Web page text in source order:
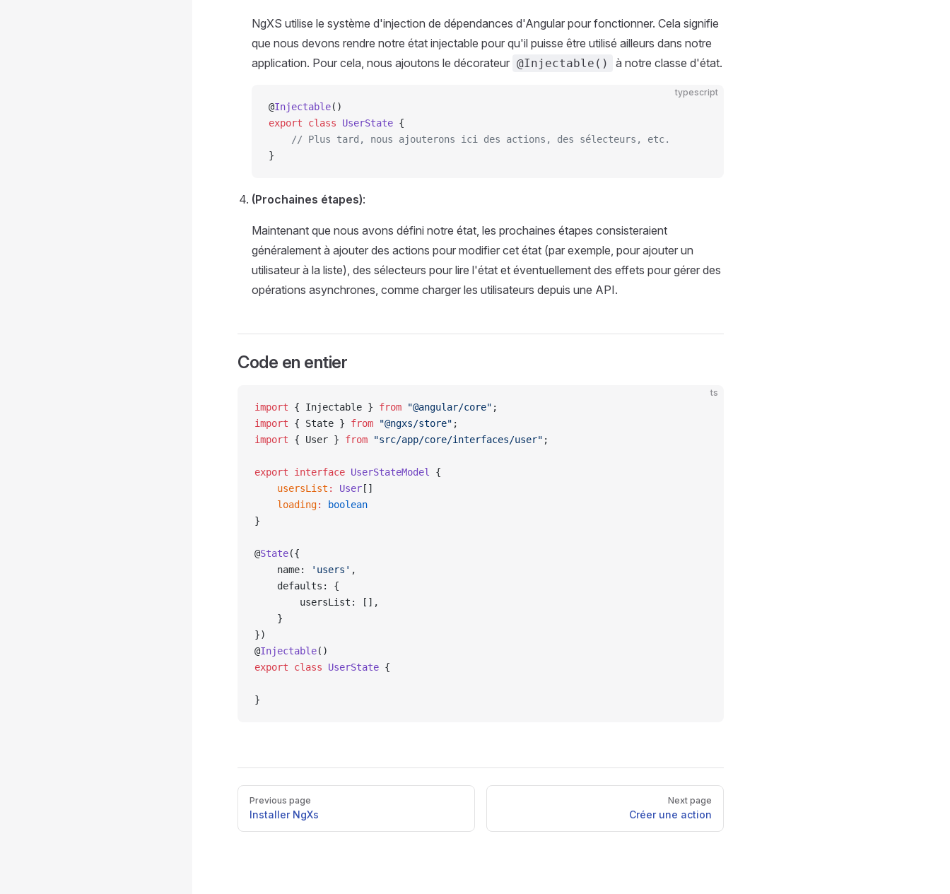
NgXS utilise le système d'injection de dépendances d'Angular pour fonctionner. Cela signifie
que nous devons rendre notre état injectable pour qu'il puisse être utilisé ailleurs dans notre
application. Pour cela, nous ajoutons le décorateur @Injectable() à notre classe d'état.
typescript
@Injectable()
export class UserState {
    // Plus tard, nous ajouterons ici des actions, des sélecteurs, etc.
}
(Prochaines étapes):
Maintenant que nous avons défini notre état, les prochaines étapes consisteraient
généralement à ajouter des actions pour modifier cet état (par exemple, pour ajouter un
utilisateur à la liste), des sélecteurs pour lire l'état et éventuellement des effets pour gérer des
opérations asynchrones, comme charger les utilisateurs depuis une API.
Code en entier
ts
import { Injectable } from "@angular/core" ;
import { State } from "@ngxs/store" ;
import { User } from "src/app/core/interfaces/user" ;
export interface UserStateModel
{
    usersList
: User []
    loading
:
boolean
}
@State({
    name:
'users' ,
    defaults: {
        usersList: [],
    }
})
@Injectable()
export class UserState {
}
Pager
Previous page
Installer NgXs
Next page
Créer une action